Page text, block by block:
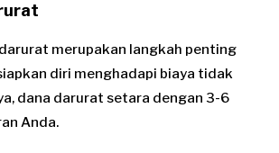
merupakan langkah penting
diri menghadapi biaya tidak
dana darurat setara dengan 3-6
Anda.